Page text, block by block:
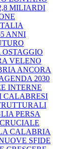
MILIARDI
ANNI
VELENO
ANCORA
2030
INTERNE
CALABRESI
PERSA
CALABRIA
SFIDE